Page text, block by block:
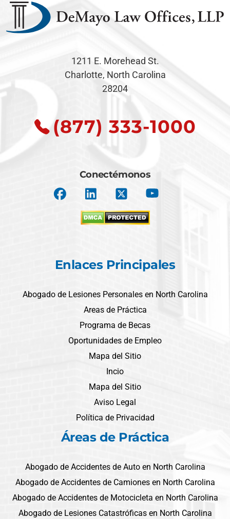
1211 E. Morehead St.
Charlotte, North Carolina
28204
(877) 333-1000
Conectémonos
Enlaces Principales
Abogado de Lesiones Personales en North Carolina
Areas de Práctica
Programa de Becas
Oportunidades de Empleo
Mapa del Sitio
Incio
Mapa del Sitio
Aviso Legal
Política de Privacidad
Áreas de Práctica
Abogado de Accidentes de Auto en North Carolina
Abogado de Accidentes de Camiones en North Carolina
Abogado de Accidentes de Motocicleta en North Carolina
Abogado de Lesiones Catastróficas en North Carolina